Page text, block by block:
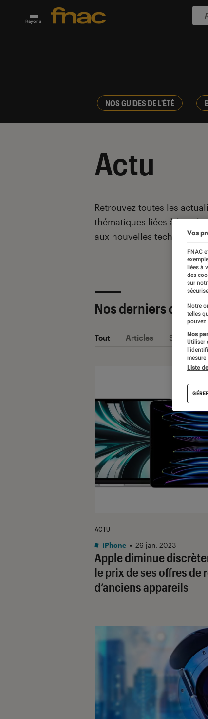
Rayons
NOS GUIDES DE L'ÉTÉ
Actu
Introduction
Retrouvez toutes les
thématiques liées à la
aux nouvelles
Nos derniers
Tout Articles
Apple diminue
le prix de ses offres de
d’anciens appareils
ACTU
iPhone • 26 jan. 2023
Vos
FNAC
liées à
des
sur
Notre
telles
pouvez
Nos
Utiliser
mesure
Liste